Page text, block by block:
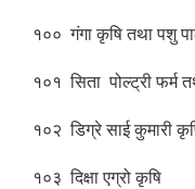
१०० गंगा कृषि तथा पशु
१०१ सिता पोल्ट्री फर्म
१०२ डिग्रे साई कुमारी
१०३ दिक्षा एग्रो कृषि